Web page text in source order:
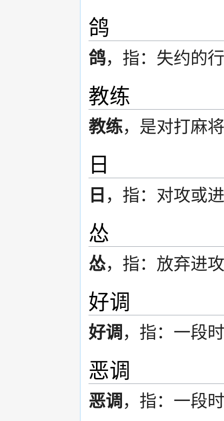
鸽
鸽，指：失约的
教练
教练，是对打麻
日
日 ，指：对攻或
怂
怂，指：放弃进
好调
好调 ，指：一段
恶调
恶调 ，指：一段